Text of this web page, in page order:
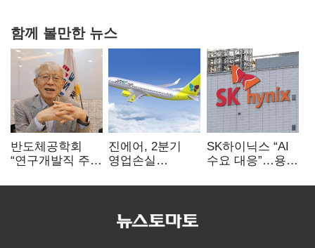
함께 볼만한 뉴스
반도체공학회
“연구개발직 주
개선해야”
진에어, 2분기
영업손실
상승 여파
SK하이닉스 “AI
수요 대응”…용인
투자